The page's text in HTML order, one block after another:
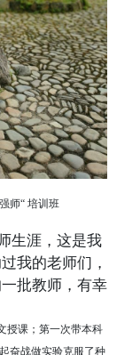
师“ 培训班
生涯，这是我
我的老师们，
批教师，有幸
课；第一次带本科
奋战做实验克服了种